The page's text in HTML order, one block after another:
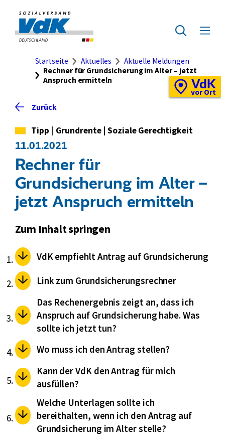
Seiteninhalt
springen
Zur
Startseite
des
Zur
Suche
Menü
Schnellzugriff
Ort-
Standortkarte
VdK
vor Ort
Brotkrumennavigation
Startseite Aktuelles
Aktuelle Meldungen
Rechner für Grundsicherung im Alter – jetzt
Anspruch ermitteln
Zurück
Kategorie
Tipp Grundrente Soziale Gerechtigkeit
11.01.2021
Rechner für
Grundsicherung im Alter –
jetzt Anspruch ermitteln
Zum Inhalt springen
VdK empfiehlt Antrag auf Grundsicherung
Link zum Grundsicherungsrechner
Das Rechenergebnis zeigt an, dass ich
Anspruch auf Grundsicherung habe. Was
sollte ich jetzt tun?
Wo muss ich den Antrag stellen?
Kann der VdK den Antrag für mich
ausfüllen?
Welche Unterlagen sollte ich
bereithalten, wenn ich den Antrag auf
Grundsicherung im Alter stelle?